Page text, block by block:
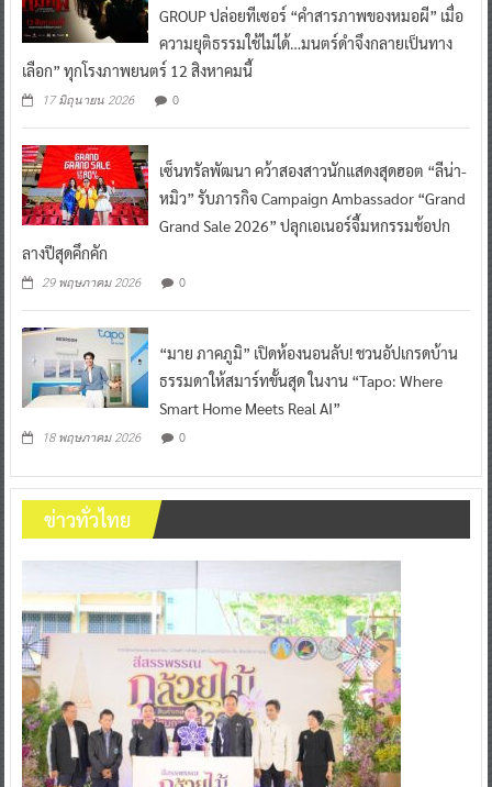
GROUP ปล่อยทีเซอร์ “คำสารภาพของหมอผี” เมื่อ
ความยุติธรรมใช้ไม่ได้…มนตร์ดำจึงกลายเป็นทาง
เลือก” ทุกโรงภาพยนตร์ 12 สิงหาคมนี้
17 มิถุนายน 2026 0
เซ็นทรัลพัฒนา คว้าสองสาวนักแสดงสุดฮอต “ลีน่า-
หมิว” รับภารกิจ Campaign Ambassador “Grand
Grand Sale 2026” ปลุกเอเนอร์จี้มหกรรมช้อปก
ลางปีสุดคึกคัก
29 พฤษภาคม 2026 0
“มาย ภาคภูมิ” เปิดห้องนอนลับ! ชวนอัปเกรดบ้าน
ธรรมดาให้สมาร์ทขั้นสุด ในงาน “Tapo: Where
Smart Home Meets Real AI”
18 พฤษภาคม 2026 0
ข่าวทั่วไทย